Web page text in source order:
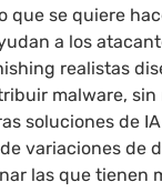
que se quiere
a los
realistas
malware, sin
soluciones de
variaciones de
las que tienen